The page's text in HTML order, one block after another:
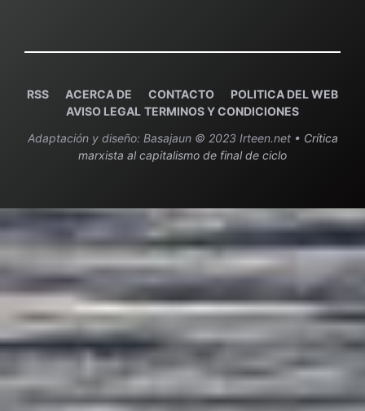
RSS ACERCA DE CONTACTO
POLITICA DEL WEB
AVISO LEGAL TERMINOS Y CONDICIONES
Adaptación y diseño: Basajaun © 2023 Irteen.net • Crítica
marxista al capitalismo de final de ciclo